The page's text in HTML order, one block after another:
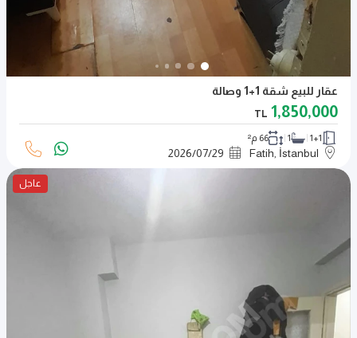
عقار للبيع شقة 1+1 وصالة
1,850,000
TL
1+1
1 66 م²
Fatih, İstanbul
2026/07/29
عاجل